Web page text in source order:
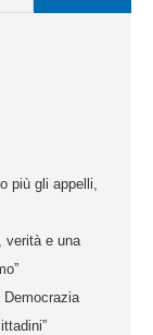
più gli appelli,
verità e una
Democrazia